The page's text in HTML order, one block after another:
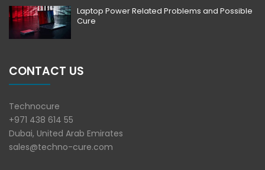
Laptop Power Related Problems and Possible
Cure
CONTACT US
Technocure
+971 438 614 55
Dubai, United Arab Emirates
sales@techno-cure.com